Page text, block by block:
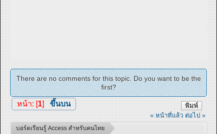
There are no comments for this topic. Do you want to be the
first?
พิมพ์
หน้า: [ 1] ขึ้นบน
« หน้าที่แล้ว ต่อไป »
บอร์ดเรียนรู้ Access สำหรับคนไทย